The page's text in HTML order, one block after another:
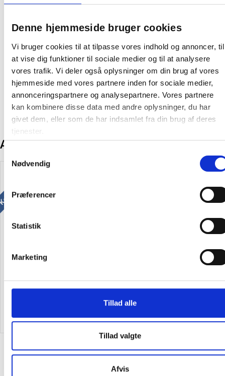
Denne hjemmeside bruger cookies
Vi bruger cookies til at tilpasse vores indhold og annoncer, til
at vise dig funktioner til sociale medier og til at analysere
vores trafik. Vi deler også oplysninger om din brug af vores
hjemmeside med vores partnere inden for sociale medier,
annonceringspartnere og analysepartnere. Vores partnere
kan kombinere disse data med andre oplysninger, du har
givet dem, eller som de har indsamlet fra din brug af deres
tjenester.
Nødvendig
Præferencer
Statistik
Marketing
Tillad alle
Tillad valgte
Afvis
1 pakke:
Oprindelsesland: Nederlandene
Andre kunder købte også
mere og spar
13,44/ Stk
Læg i kurv
assorterede trend farver, 5 stk
62,19/ Pakke
Læg i kurv
Alternativer til varen